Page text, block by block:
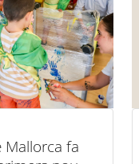
Mallorca fa